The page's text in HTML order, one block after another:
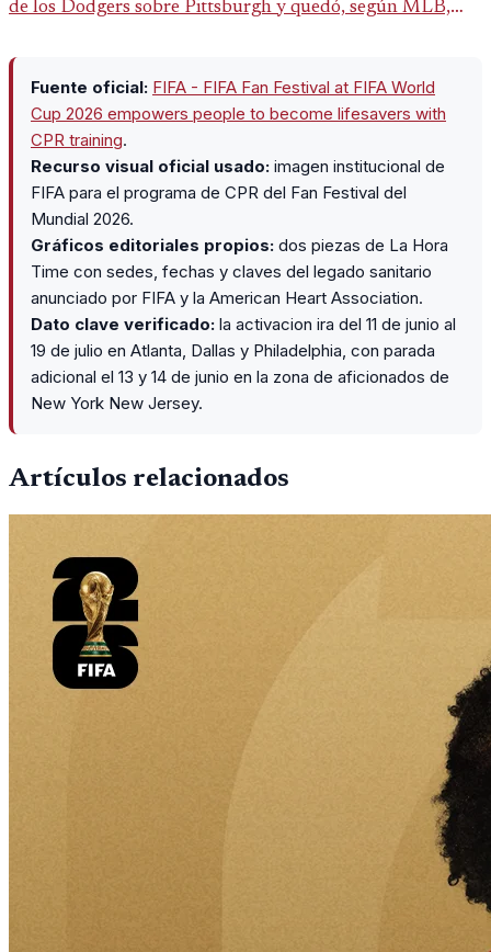
de los Dodgers sobre Pittsburgh y quedó, según MLB,
Fuente oficial: FIFA - FIFA Fan Festival at FIFA World
Cup 2026 empowers people to become lifesavers with
CPR training.
Recurso visual oficial usado: imagen institucional de
FIFA para el programa de CPR del Fan Festival del
Mundial 2026.
Gráficos editoriales propios: dos piezas de La Hora
Time con sedes, fechas y claves del legado sanitario
anunciado por FIFA y la American Heart Association.
Dato clave verificado: la activacion ira del 11 de junio al
19 de julio en Atlanta, Dallas y Philadelphia, con parada
adicional el 13 y 14 de junio en la zona de aficionados de
New York New Jersey.
Artículos relacionados